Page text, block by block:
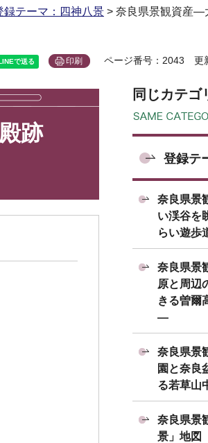
録テーマ：四神八景 > 奈良県景観資産―
印刷 ページ番号：2043 更
跡
同じカテゴ
登録テ
奈良県景
い渓谷を
らい遊歩
奈良県景
原と周辺
きる曽爾
―
奈良県景
園と奈良
る若草山
奈良県景
景」地図